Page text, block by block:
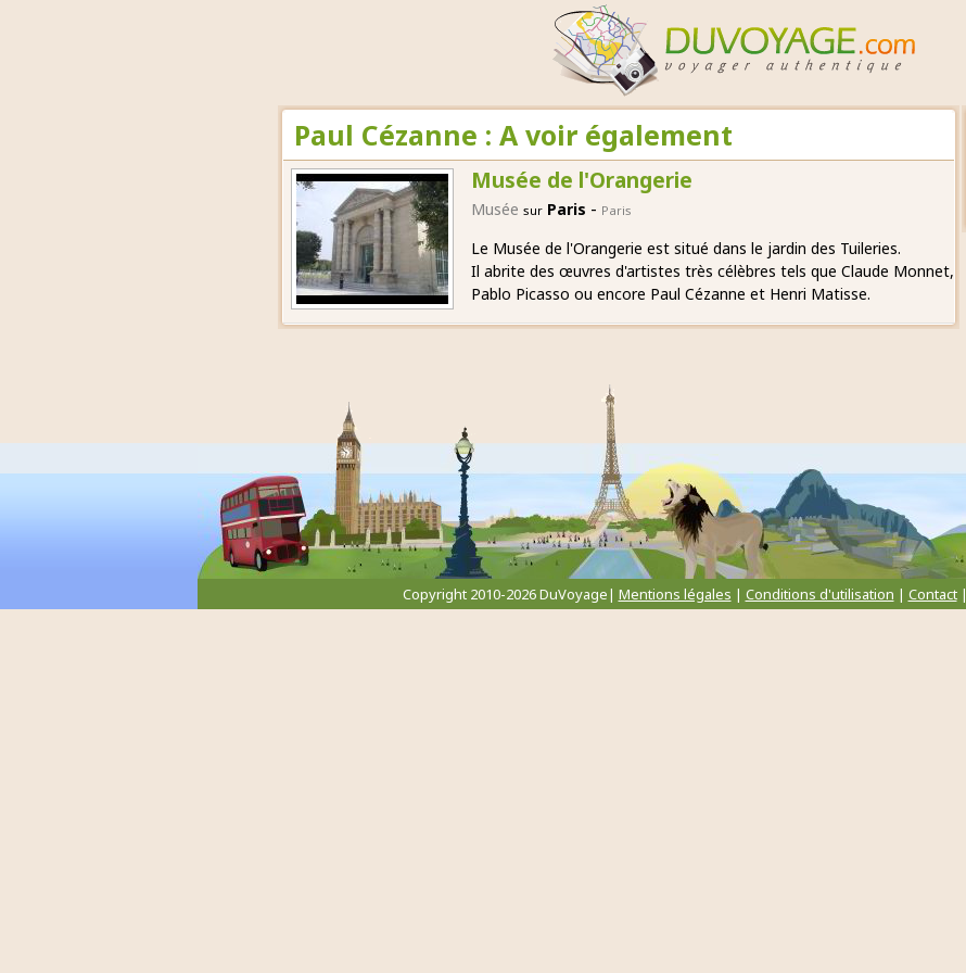
Paul Cézanne : A voir également
Musée de l'Orangerie
Musée sur Paris - Paris
Le Musée de l'Orangerie est situé dans le jardin des Tuileries.
Il abrite des œuvres d'artistes très célèbres tels que Claude Monnet,
Pablo Picasso ou encore Paul Cézanne et Henri Matisse.
Copyright 2010-2026 DuVoyage| Mentions légales | Conditions d'utilisation | Contact|